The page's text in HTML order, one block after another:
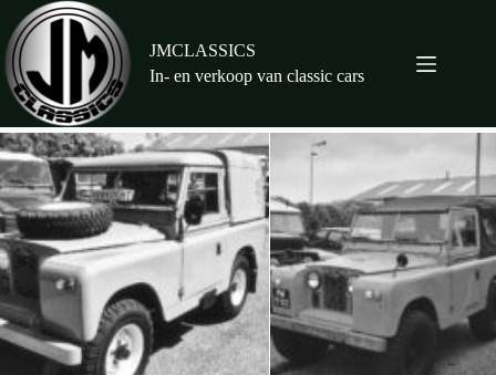
naar
de
inhoud
JMCLASSICS
In- en verkoop van classic cars